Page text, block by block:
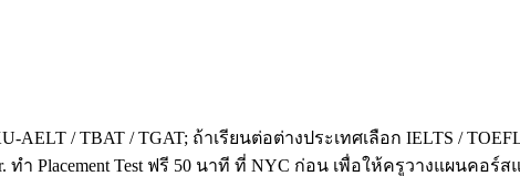
/ TBAT / TGAT; ถ้าเรียนต่อต่างประเทศเลือก IELTS /
ทำ Placement Test ฟรี 50 นาที ที่ NYC ก่อน เพื่อให้ครูวางแผน